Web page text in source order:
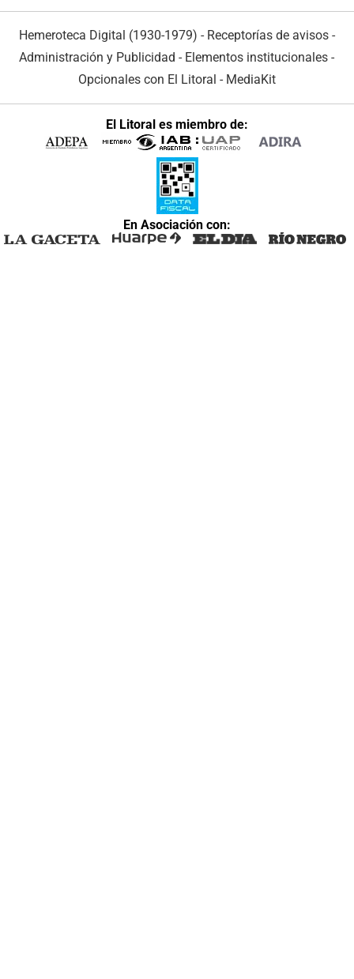
Hemeroteca Digital (1930-1979) - Receptorías de avisos -
Administración y Publicidad - Elementos institucionales -
Opcionales con El Litoral - MediaKit
El Litoral es miembro de:
En Asociación con: